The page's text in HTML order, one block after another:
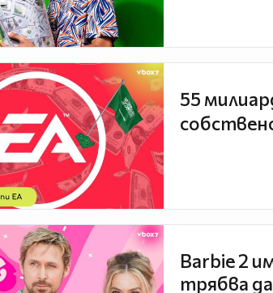
55
Barbie 2
трябва да